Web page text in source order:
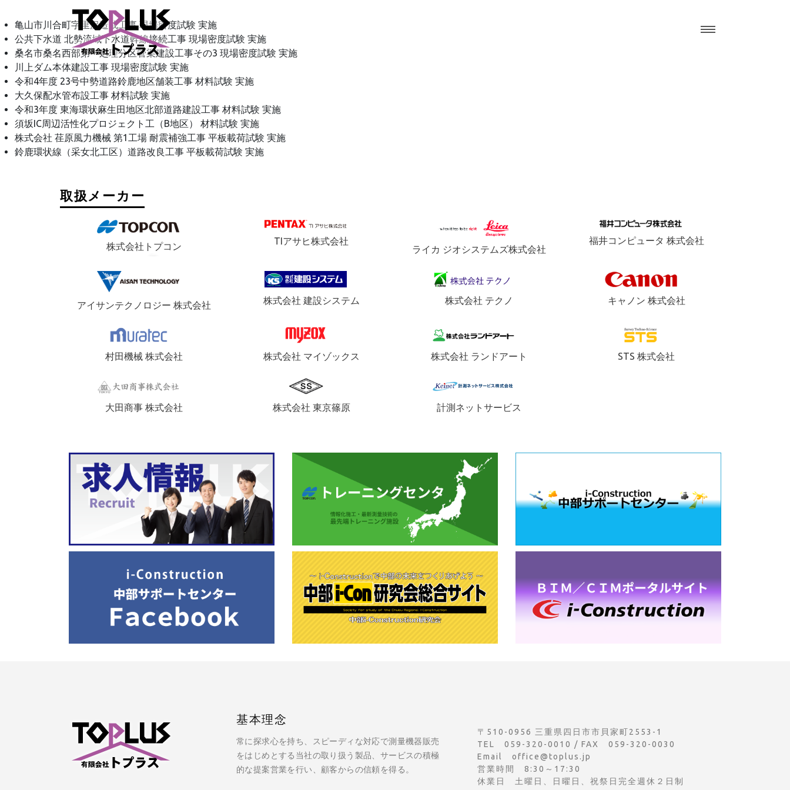
亀山市川合町字里沢造成工事 現場密度試験 実施
公共下水道 北勢流域下水道幹線接続工事 現場密度試験 実施
桑名市桑名西部第一処理分区管渠建設工事その3 現場密度試験 実施
川上ダム本体建設工事 現場密度試験 実施
令和4年度 23号中勢道路鈴鹿地区舗装工事 材料試験 実施
大久保配水管布設工事 材料試験 実施
令和3年度 東海環状麻生田地区北部道路建設工事 材料試験 実施
須坂IC周辺活性化プロジェクト工（B地区） 材料試験 実施
株式会社 荏原風力機械 第1工場 耐震補強工事 平板載荷試験 実施
鈴鹿環状線（采女北工区）道路改良工事 平板載荷試験 実施
取扱メーカー
株式会社トプコン TIアサヒ株式会社
ライカ ジオシステムズ株式会社
福井コンピュータ 株式会社
アイサンテクノロジー 株式会社 株式会社 建設システム 株式会社 テクノ キャノン 株式会社
村田機械 株式会社 株式会社 マイゾックス 株式会社 ランドアート STS 株式会社
大田商事 株式会社 株式会社 東京篠原 計測ネットサービス
基本理念
常に探求心を持ち、スピーディな対応で測量機器販売
をはじめとする当社の取り扱う製品、サービスの積極
的な提案営業を行い、顧客からの信頼を得る。
〒510-0956 三重県四日市市貝家町2553-1
TEL 059-320-0010 / FAX 059-320-0030
Email office@toplus.jp
営業時間 8:30～17:30
休業日 土曜日、日曜日、祝祭日完全週休２日制